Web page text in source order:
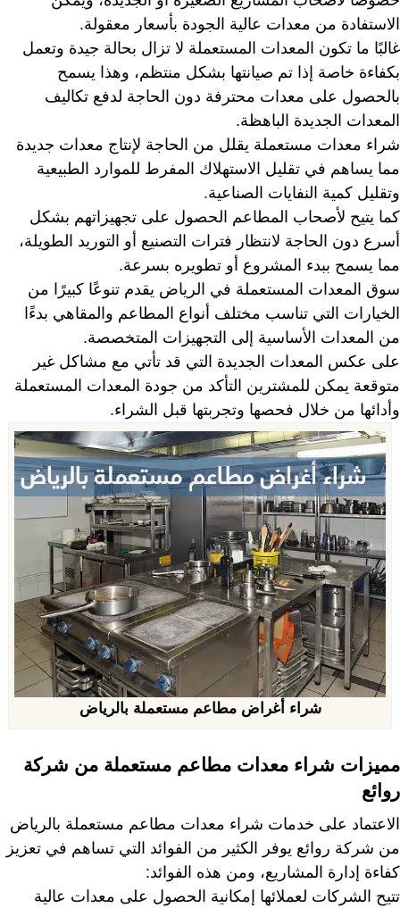
الاستفادة من معدات عالية الجودة بأسعار معقولة.
غالبًا ما تكون المعدات المستعملة لا تزال بحالة جيدة وتعمل
بكفاءة خاصة إذا تم صيانتها بشكل منتظم، وهذا يسمح
بالحصول على معدات محترفة دون الحاجة لدفع تكاليف
المعدات الجديدة الباهظة.
شراء معدات مستعملة يقلل من الحاجة لإنتاج معدات جديدة
مما يساهم في تقليل الاستهلاك المفرط للموارد الطبيعية
وتقليل كمية النفايات الصناعية.
كما يتيح لأصحاب المطاعم الحصول على تجهيزاتهم بشكل
أسرع دون الحاجة لانتظار فترات التصنيع أو التوريد الطويلة،
مما يسمح ببدء المشروع أو تطويره بسرعة.
سوق المعدات المستعملة في الرياض يقدم تنوعًا كبيرًا من
الخيارات التي تناسب مختلف أنواع المطاعم والمقاهي بدءًا
من المعدات الأساسية إلى التجهيزات المتخصصة.
على عكس المعدات الجديدة التي قد تأتي مع مشاكل غير
متوقعة يمكن للمشترين التأكد من جودة المعدات المستعملة
وأدائها من خلال فحصها وتجربتها قبل الشراء.
شراء أغراض مطاعم مستعملة بالرياض
مميزات شراء معدات مطاعم مستعملة من شركة
روائع
الاعتماد على خدمات شراء معدات مطاعم مستعملة بالرياض
من شركة روائع يوفر الكثير من الفوائد التي تساهم في تعزيز
كفاءة إدارة المشاريع، ومن هذه الفوائد:
تتيح الشركات لعملائها إمكانية الحصول على معدات عالية